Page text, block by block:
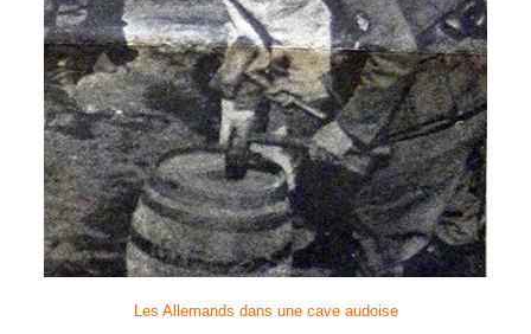
Les Allemands dans une cave audoise